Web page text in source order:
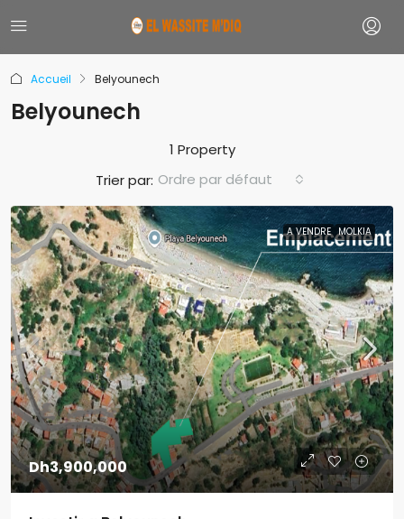
Accueil Belyounech
Belyounech
1 Property
Trier par: Ordre par défaut
A VENDRE MOLKIA
Dh3,900,000